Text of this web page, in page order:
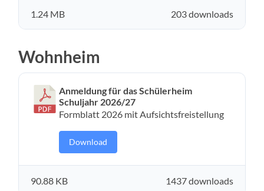
203 downloads
1.24 MB
Wohnheim
Anmeldung für das Schülerheim
Schuljahr 2026/27
Formblatt 2026 mit Aufsichtsfreistellung
Download
1437 downloads
90.88 KB